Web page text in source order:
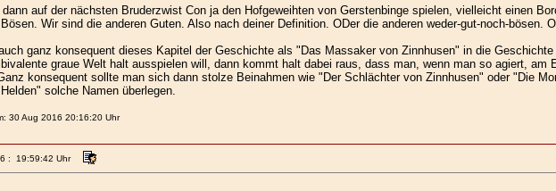
auf der nächsten Bruderzwist Con ja den Hofgeweihten von Gerstenbinge spielen, vielleicht einen
Wir sind die anderen Guten. Also nach deiner Definition. ODer die anderen weder-gut-noch-bösen.
ganz konsequent dieses Kapitel der Geschichte als "Das Massaker von Zinnhusen" in die
graue Welt halt ausspielen will, dann kommt halt dabei raus, dass man, wenn man so agiert,
konsequent sollte man sich dann stolze Beinahmen wie "Der Schlächter von Zinnhusen" oder "Die
solche Namen überlegen.
30 Aug 2016 20:16:20 Uhr
: 19:59:42 Uhr